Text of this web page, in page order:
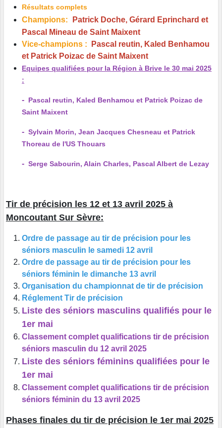
Résultats complets
Champions:
Patrick Doche, Gérard Eprinchard et
Pascal Mineau de Saint Maixent
Vice-champions :
Pascal reutin, Kaled Benhamou
et Patrick Poizac de Saint Maixent
Equipes qualifiées pour la Région à Brive le 30 mai 2025
:
- Pascal reutin, Kaled Benhamou et Patrick Poizac de
Saint Maixent
- Sylvain Morin, Jean Jacques Chesneau et Patrick
Thoreau de l'US Thouars
- Serge Sabourin, Alain Charles, Pascal Albert de Lezay
Tir de précision les 12 et 13 avril 2025 à
Moncoutant Sur Sèvre:
Ordre de passage au tir de précision pour les
séniors masculin le samedi 12 avril
Ordre de passage au tir de précision pour les
séniors féminin le dimanche 13 avril
Organisation du championnat de tir de précision
Réglement Tir de précision
Liste des séniors masculins qualifiés pour le
1er mai
Classement complet qualifications tir de précision
séniors masculin du 12 avril 2025
Liste des séniors féminins qualifiées pour le
1er mai
Classement complet qualifications tir de précision
séniors féminin du 13 avril 2025
Phases finales du tir de précision le 1er mai 2025